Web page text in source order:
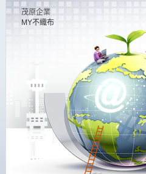
茂原企業
MY不織布